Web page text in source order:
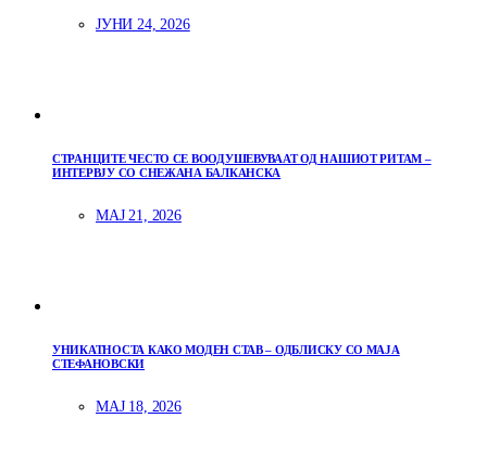
ЈУНИ 24, 2026
СТРАНЦИТЕ ЧЕСТО СЕ ВООДУШЕВУВААТ ОД НАШИОТ РИТАМ –
ИНТЕРВЈУ СО СНЕЖАНА БАЛКАНСКА
МАЈ 21, 2026
УНИКАТНОСТА КАКО МОДЕН СТАВ – ОДБЛИСКУ СО МАЈА
СТЕФАНОВСКИ
МАЈ 18, 2026